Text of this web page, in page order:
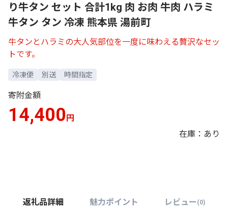
り牛タン セット 合計1kg 肉 お肉 牛肉 ハラミ
牛タン タン 冷凍 熊本県 湯前町
牛タンとハラミの大人気部位を一度に味わえる贅沢なセッ
トです。
冷凍便 別送 時間指定
寄附金額
14,400 円
在庫：あり
返礼品詳細 魅力ポイント レビュー (0)